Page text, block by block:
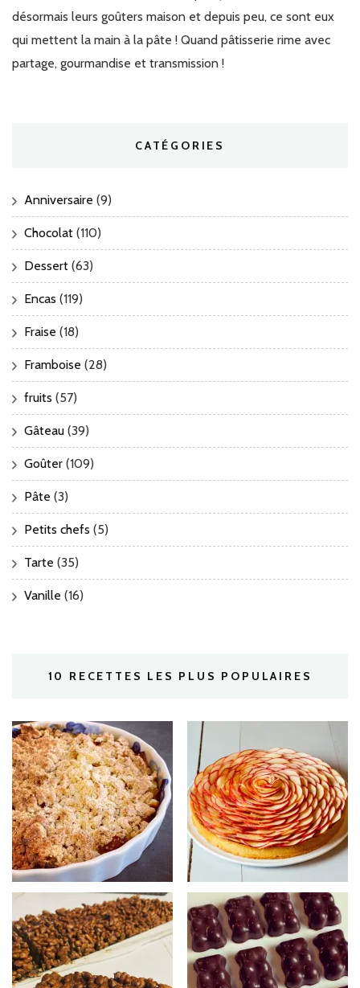
désormais leurs goûters maison et depuis peu, ce sont eux
qui mettent la main à la pâte ! Quand pâtisserie rime avec
partage, gourmandise et transmission !
CATÉGORIES
Anniversaire (9)
Chocolat (110)
Dessert (63)
Encas (119)
Fraise (18)
Framboise (28)
fruits (57)
Gâteau (39)
Goûter (109)
Pâte (3)
Petits chefs (5)
Tarte (35)
Vanille (16)
10 RECETTES LES PLUS POPULAIRES